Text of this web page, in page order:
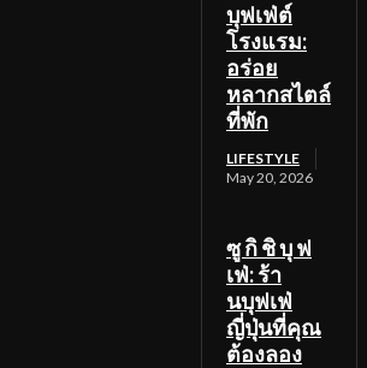
บุฟเฟ่ต์
โรงแรม:
อร่อย
หลากสไตล์
ที่พัก
LIFESTYLE
May 20, 2026
ซู กิ ชิ บุ ฟ
เฟ่: ร้า
นบุฟเฟ่
ญี่ปุ่นที่คุณ
ต้องลอง